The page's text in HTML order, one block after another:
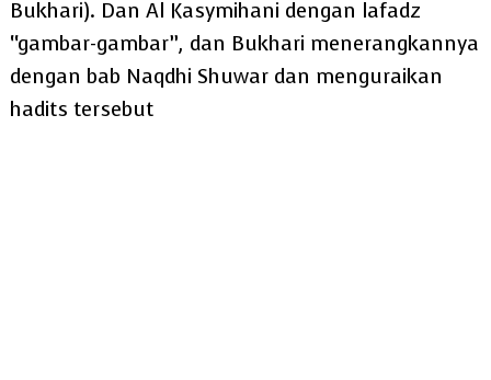
Bukhari). Dan Al Kasymihani dengan lafadz
“gambar-gambar”, dan Bukhari menerangkannya
dengan bab Naqdhi Shuwar dan menguraikan
hadits tersebut